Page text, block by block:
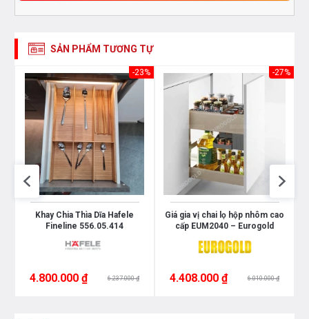
SẢN PHẨM TƯƠNG TỰ
-23%
Khay Chia Thìa Dĩa Hafele
Fineline 556.05.414
4.800.000 ₫ 6.237.000 ₫
-27%
Giá gia vị chai lọ hộp nhôm cao
cấp EUM2040 – Eurogold
4.408.000 ₫ 6.010.000 ₫